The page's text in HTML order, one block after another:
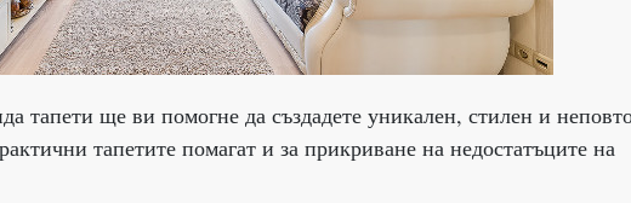
тапети ще ви помогне да създадете уникален, стилен и
тапетите помагат и за прикриване на недостатъците на